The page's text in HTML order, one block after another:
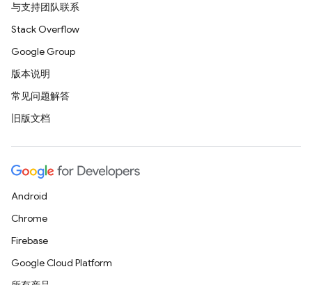
与支持团队联系
Stack Overflow
Google Group
版本说明
常见问题解答
旧版文档
Android
Chrome
Firebase
Google Cloud Platform